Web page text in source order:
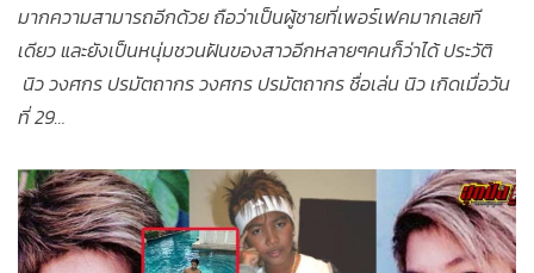
มากความสามารถอีกด้วย ถือว่าเป็นผู้ชายที่เพอร์เฟคมากเลยที
เดียว และยังเป็นหนุ่มชวนฝันของสาวอีกหลายๆคนก็ว่าได้ ประวัติ
นิว วงศกร ปรมัตถากร วงศกร ปรมัตถากร ชื่อเล่น นิว เกิดเมื่อวัน
ที่ 29…